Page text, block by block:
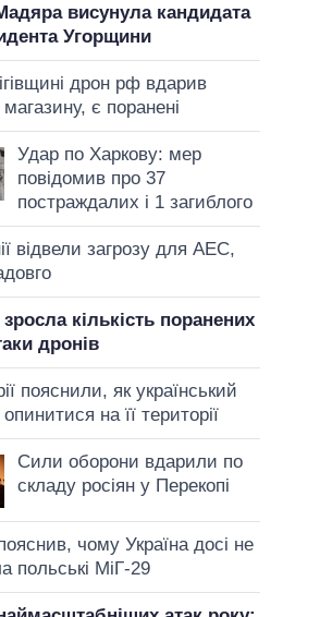
висунула кандидата
Угорщини
дрон рф вдарив
є поранені
Удар по Харкову: мер
повідомив про 37
постраждалих і 1 загиблого
відвели загрозу для АЕС,
кількість поранених
дронів
пояснили, як український
на її території
Сили оборони вдарили по
складу росіян у Перекопі
чому Україна досі не
польські МіГ-29